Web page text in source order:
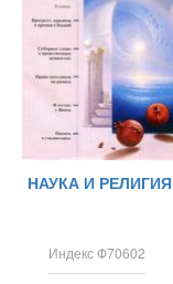
НАУКА И РЕЛИГИЯ
Индекс Ф70602